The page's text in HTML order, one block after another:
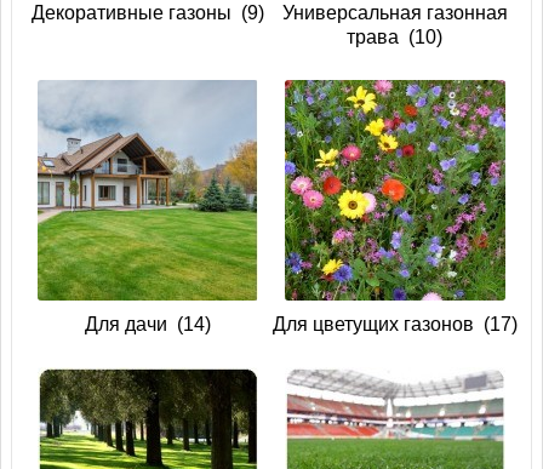
Декоративные газоны (9)
Универсальная газонная
трава (10)
Для дачи (14) Для цветущих газонов (17)